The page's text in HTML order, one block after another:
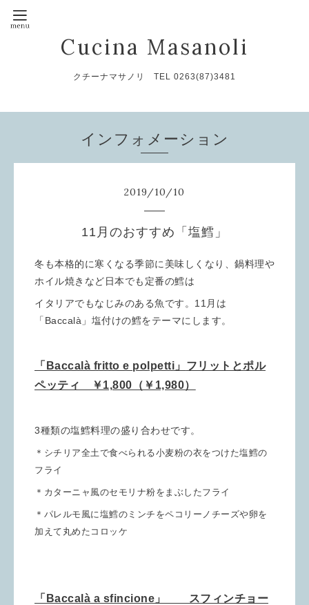
Cucina Masanoli
クチーナマサノリ TEL 0263(87)3481
インフォメーション
2019/10/10
11月のおすすめ「塩鱈」
冬も本格的に寒くなる季節に美味しくなり、鍋料理や
ホイル焼きなど日本でも定番の鱈は
イタリアでもなじみのある魚です。11月は
「Baccalà」塩付けの鱈をテーマにします。
「Baccalà fritto e polpetti」 フリットとポル
ペッティ ￥1,800（￥1,980）
3種類の塩鱈料理の盛り合わせです。
＊シチリア全土で食べられる小麦粉の衣をつけた塩鱈の
フライ
＊カターニャ風のセモリナ粉をまぶしたフライ
＊パレルモ風に塩鱈のミンチをペコリーノチーズや卵を
加えて丸めたコロッケ
「Baccalà a sfincione」 スフィンチョー